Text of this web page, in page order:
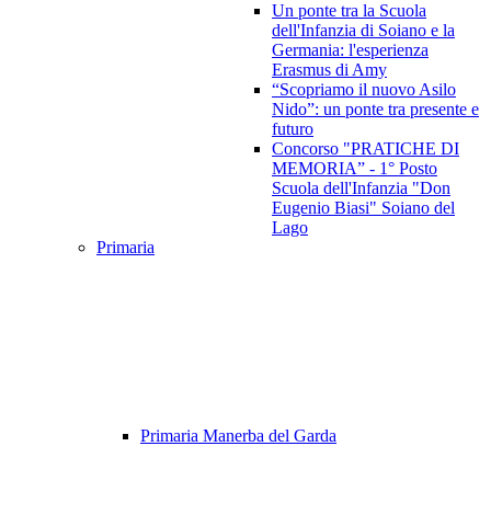
Un ponte tra la Scuola
dell'Infanzia di Soiano e la
Germania: l'esperienza
Erasmus di Amy
“Scopriamo il nuovo Asilo
Nido”: un ponte tra presente e
futuro
Concorso "PRATICHE DI
MEMORIA” - 1° Posto
Scuola dell'Infanzia "Don
Eugenio Biasi" Soiano del
Lago
Primaria
Primaria Manerba del Garda